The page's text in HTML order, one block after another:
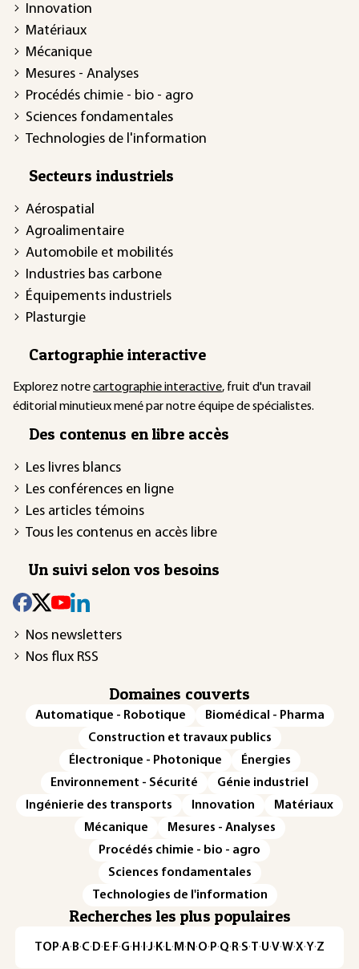
Innovation
Matériaux
Mécanique
Mesures - Analyses
Procédés chimie - bio - agro
Sciences fondamentales
Technologies de l'information
Secteurs industriels
Aérospatial
Agroalimentaire
Automobile et mobilités
Industries bas carbone
Équipements industriels
Plasturgie
Cartographie interactive
Explorez notrecartographie interactive, fruit d'un travail
éditorial minutieux mené par notre équipe de spécialistes.
Des contenus en libre accès
Les livres blancs
Les conférences en ligne
Les articles témoins
Tous les contenus en accès libre
Un suivi selon vos besoins
Nos newsletters
Nos flux RSS
Domaines couverts
Automatique - Robotique
Biomédical - Pharma
Construction et travaux publics
Électronique - Photonique
Énergies
Environnement - Sécurité
Génie industriel
Ingénierie des transports
Innovation
Matériaux
Mécanique
Mesures - Analyses
Procédés chimie - bio - agro
Sciences fondamentales
Technologies de l'information
Recherches les plus populaires
TOP·A·B·C· D· E· F·G· H · ·J· K· L· M · N ·O· P·Q· R·S·T·U·V·W·X·Y·Z